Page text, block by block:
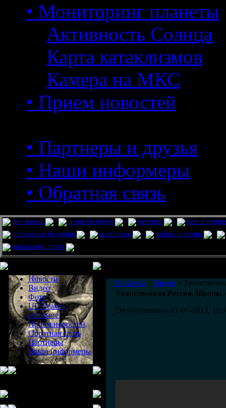
• Мониторинг планеты
Активность Солнца
Карта катаклизмов
Камера на МКС
• Прием новостей
• Партнеры и друзья
• Наши информеры
• Обратная связь
pro жизнь новости науки человек
нло и
стихийные бедствия
животные
тайны истории
авторские статьи
Новости
Видео
Фото
UFOleaks -
общение
Прием новостей
Обратная связь
Партнеры
Наши информеры
UfoLeaks » Видео »
Таинственная Россия. Щелпы
Опубликовано: 21-07-2013,